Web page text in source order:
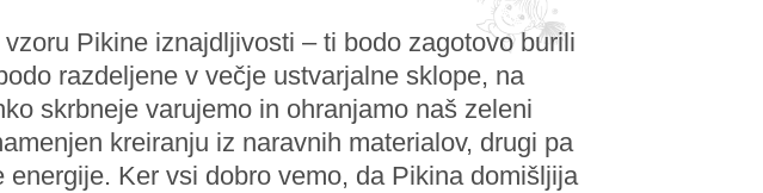
Pikine iznajdljivosti – ti bodo zagotovo burili
razdeljene v večje ustvarjalne sklope, na
skrbneje varujemo in ohranjamo naš zeleni
kreiranju iz naravnih materialov, drugi pa
energije. Ker vsi dobro vemo, da Pikina domišljija